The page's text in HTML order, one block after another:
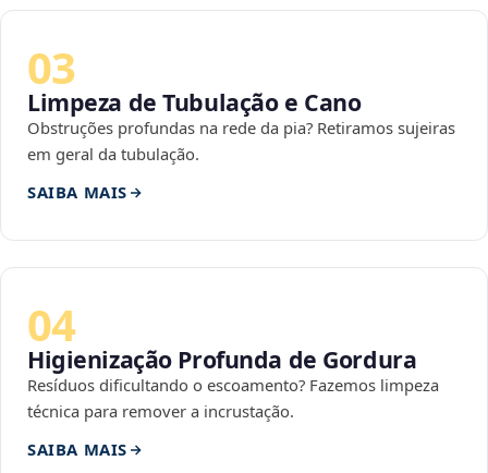
03
Limpeza de Tubulação e Cano
Obstruções profundas na rede da pia? Retiramos sujeiras
em geral da tubulação.
SAIBA MAIS
04
Higienização Profunda de Gordura
Resíduos dificultando o escoamento? Fazemos limpeza
técnica para remover a incrustação.
SAIBA MAIS